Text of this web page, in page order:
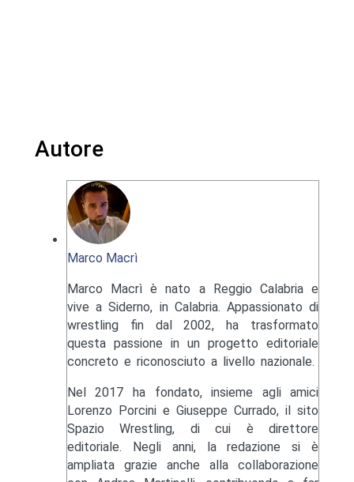
Autore
Marco Macrì
Marco Macrì è nato a Reggio Calabria e
vive a Siderno, in Calabria. Appassionato di
wrestling fin dal 2002, ha trasformato
questa passione in un progetto editoriale
concreto e riconosciuto a livello nazionale.
Nel 2017 ha fondato, insieme agli amici
Lorenzo Porcini e Giuseppe Currado, il sito
Spazio Wrestling, di cui è direttore
editoriale. Negli anni, la redazione si è
ampliata grazie anche alla collaborazione